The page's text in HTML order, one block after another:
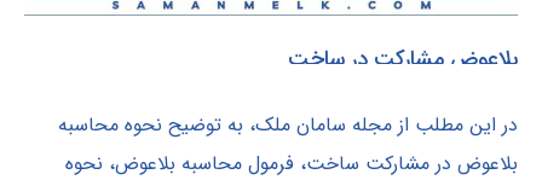
بلاعوض مشارکت در ساخت
در این مطلب از مجله سامان ملک، به توضیح نحوه محاسبه
بلاعوض در مشارکت ساخت، فرمول محاسبه بلاعوض، نحوه